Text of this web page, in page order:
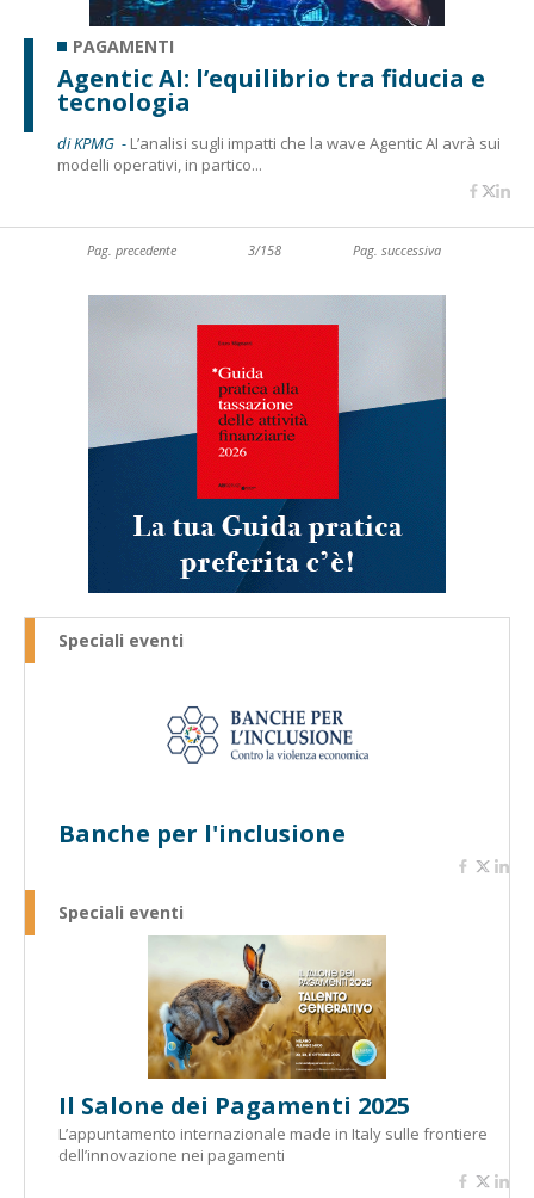
PAGAMENTI
Agentic AI: l’equilibrio tra fiducia e
tecnologia
di KPMG - L’analisi sugli impatti che la wave Agentic AI avrà sui
modelli operativi, in partico...
Pag. precedente 3/158 Pag. successiva
Speciali eventi
Banche per l'inclusione
Speciali eventi
Il Salone dei Pagamenti 2025
L’appuntamento internazionale made in Italy sulle frontiere
dell’innovazione nei pagamenti